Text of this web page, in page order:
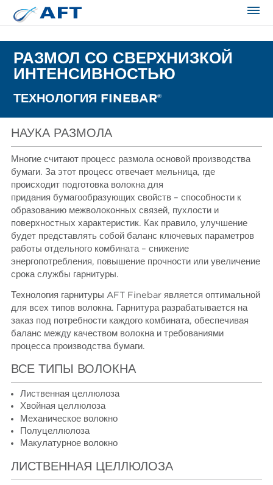
РАЗМОЛ СО СВЕРХНИЗКОЙ
ИНТЕНСИВНОСТЬЮ
ТЕХНОЛОГИЯ FINEBAR®
НАУКА РАЗМОЛА
Многие считают процесс размола основой производства
бумаги. За этот процесс отвечает мельница, где
происходит подготовка волокна для
придания бумагообразующих свойств – способности к
образованию межволоконных связей, пухлости и
поверхностных характеристик. Как правило, улучшение
будет представлять собой баланс ключевых параметров
работы отдельного комбината – снижение
энергопотребления, повышение прочности или увеличение
срока службы гарнитуры.
Технология гарнитуры AFT Finebar является оптимальной
для всех типов волокна. Гарнитура разрабатывается на
заказ под потребности каждого комбината, обеспечивая
баланс между качеством волокна и требованиями
процесса производства бумаги.
ВСЕ ТИПЫ ВОЛОКНА
Лиственная целлюлоза
Хвойная целлюлоза
Механическое волокно
Полуцеллюлоза
Макулатурное волокно
ЛИСТВЕННАЯ ЦЕЛЛЮЛОЗА